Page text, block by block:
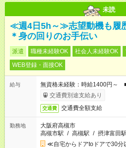
未読
≪週4日5h～≫志望動機も履
＊身の回りのお手伝い
派遣 職種未経験OK 社会人未経験OK
WEB登録・面接OK
給与
無資格未経験：時給1400円～
交通費別途支給あり
交通費 交通費全額支給
勤務地
大阪府高槻市
高槻市駅 / 高槻駅 / 摂津富田駅
≪自宅からドアtoドアで30